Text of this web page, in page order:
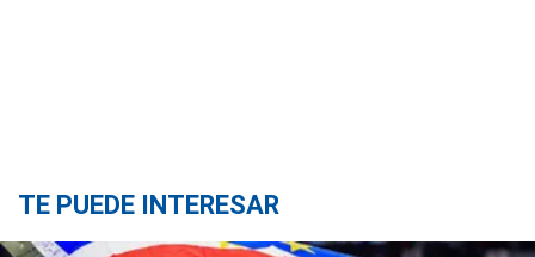
TE PUEDE INTERESAR